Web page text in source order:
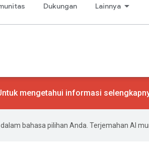
Dukungan Lainnya
mengetahui informasi
bahasa pilihan Anda. Terjemahan AI